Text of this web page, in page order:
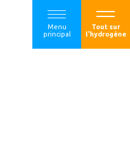
Menu
principal
Tout sur
l'hydrogène